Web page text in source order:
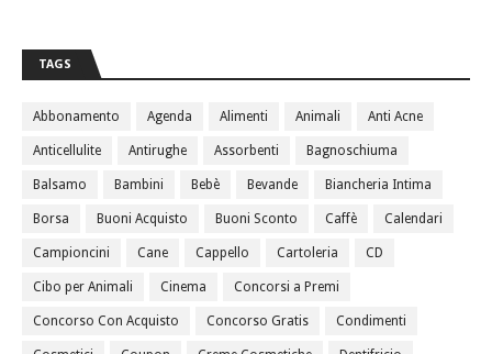
TAGS
Abbonamento Agenda Alimenti Animali Anti Acne
Anticellulite Antirughe Assorbenti Bagnoschiuma
Balsamo Bambini Bebè Bevande Biancheria Intima
Borsa Buoni Acquisto Buoni Sconto Caffè Calendari
Campioncini Cane Cappello Cartoleria CD
Cibo per Animali Cinema Concorsi a Premi
Concorso Con Acquisto Concorso Gratis Condimenti